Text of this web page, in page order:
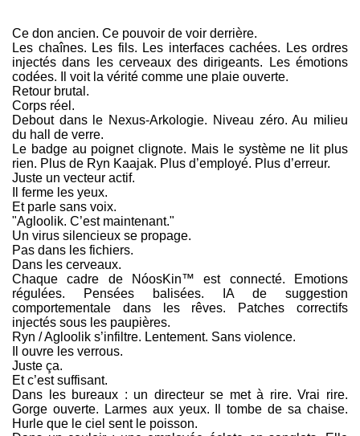
Ce don ancien. Ce pouvoir de voir derrière.
Les chaînes. Les fils. Les interfaces cachées. Les ordres
injectés dans les cerveaux des dirigeants. Les émotions
codées. Il voit la vérité comme une plaie ouverte.
Retour brutal.
Corps réel.
Debout dans le Nexus-Arkologie. Niveau zéro. Au milieu
du hall de verre.
Le badge au poignet clignote. Mais le système ne lit plus
rien. Plus de Ryn Kaajak. Plus d’employé. Plus d’erreur.
Juste un vecteur actif.
Il ferme les yeux.
Et parle sans voix.
"Agloolik. C’est maintenant."
Un virus silencieux se propage.
Pas dans les fichiers.
Dans les cerveaux.
Chaque cadre de NóosKin™ est connecté. Emotions
régulées. Pensées balisées. IA de suggestion
comportementale dans les rêves. Patches correctifs
injectés sous les paupières.
Ryn / Agloolik s’infiltre. Lentement. Sans violence.
Il ouvre les verrous.
Juste ça.
Et c’est suffisant.
Dans les bureaux : un directeur se met à rire. Vrai rire.
Gorge ouverte. Larmes aux yeux. Il tombe de sa chaise.
Hurle que le ciel sent le poisson.